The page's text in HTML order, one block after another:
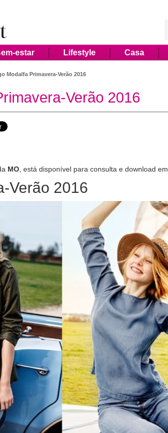
estar Lifestyle Casa
Modalfa Primavera-Verão 2016
Verão 2016
MO , está disponível para consulta e download em
Verão 2016